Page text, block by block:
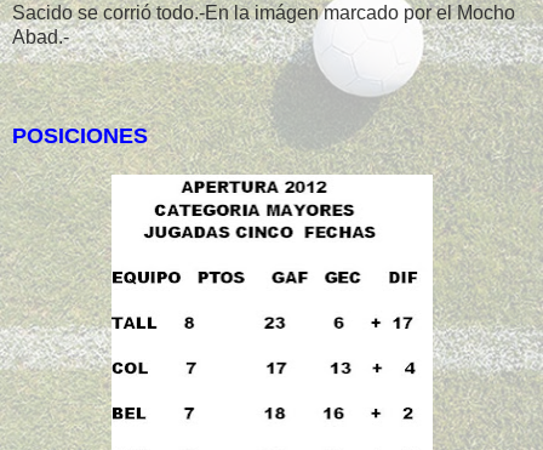
Sacido se corrió todo.-En la imágen marcado por el Mocho
Abad.-
POSICIONES